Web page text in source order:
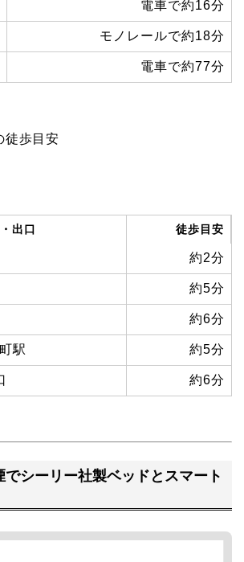
電車で約16分
モノレールで約18分
電車で約77分
徒歩目安
出口 徒歩目安
約2分
約5分
約6分
駅 約5分
約6分
シーリー社製ベッドとスマート